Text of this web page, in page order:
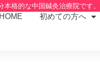
格的な中国鍼灸治療院です。
HOME 初めての方へ